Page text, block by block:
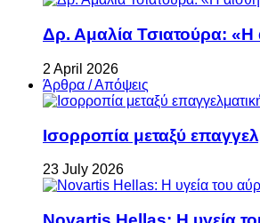
Δρ. Αμαλία Τσιατούρα: «Η
2 April 2026
Άρθρα / Απόψεις
Ισορροπία μεταξύ
23 July 2026